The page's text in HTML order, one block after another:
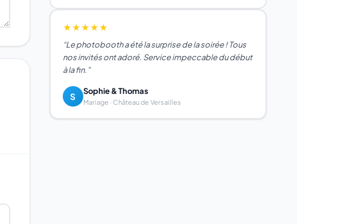
★★★★★
“Le photobooth a été la surprise de la soirée ! Tous
nos invités ont adoré. Service impeccable du début
à la fin.”
S Sophie & Thomas
Mariage · Château de Versailles